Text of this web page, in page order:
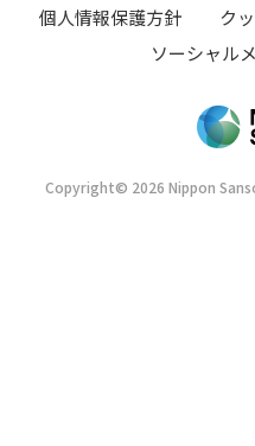
個人情報保護方針
ク
ソーシャル
Copyright© 2026 Nippon